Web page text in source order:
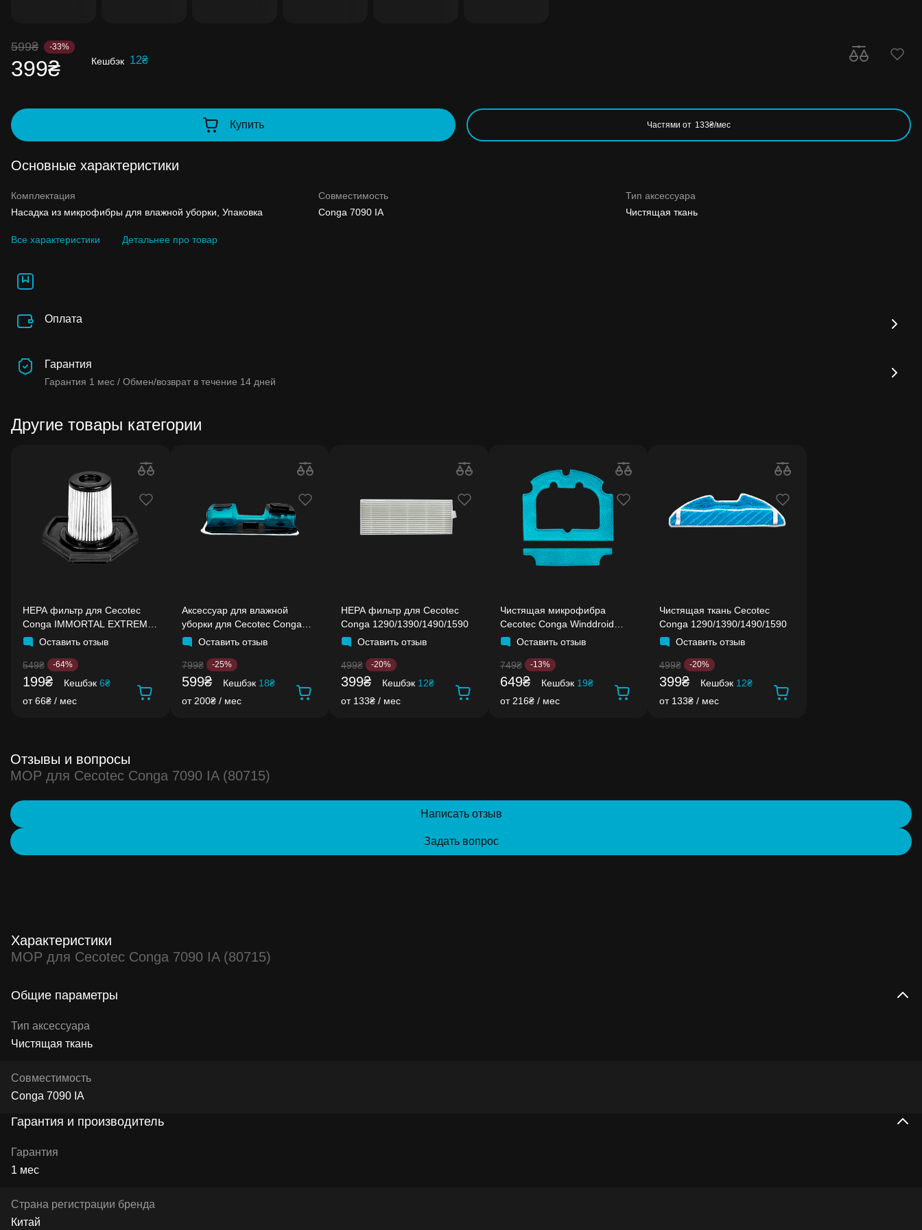
599₴ -33%
399₴ Кешбэк 12₴
Купить Частями от 133₴/мес
Основные характеристики
Комплектация
Насадка из микрофибры для влажной уборки, Упаковка
Совместимость
Conga 7090 IA
Тип аксессуара
Чистящая ткань
Все характеристики Детальнее про товар
Оплата
Гарантия
Гарантия 1 мес / Обмен/возврат в течение 14 дней
Другие товары категории
HEPA фильтр для Cecotec
Conga IMMORTAL EXTREME
40'7V H2O
Оставить отзыв
549₴ -64%
199₴ Кешбэк 6₴
от 66₴ / мес
Аксессуар для влажной
уборки для Cecotec Conga
Rockstar
Оставить отзыв
799₴ -25%
599₴ Кешбэк 18₴
от 200₴ / мес
HEPA фильтр для Cecotec
Conga 1290/1390/1490/1590
Оставить отзыв
499₴ -20%
399₴ Кешбэк 12₴
от 133₴ / мес
Чистящая микрофибра
Cecotec Conga Winddroid
970/980
Оставить отзыв
749₴ -13%
649₴ Кешбэк 19₴
от 216₴ / мес
Чистящая ткань Cecotec
Conga 1290/1390/1490/1590
Оставить отзыв
499₴ -20%
399₴ Кешбэк 12₴
от 133₴ / мес
Отзывы и вопросы
MOP для Cecotec Conga 7090 IA (80715)
Написать отзыв
Задать вопрос
Характеристики
MOP для Cecotec Conga 7090 IA (80715)
Общие параметры
Тип аксессуара
Чистящая ткань
Совместимость
Conga 7090 IA
Гарантия и производитель
Гарантия
1 мес
Страна регистрации бренда
Китай